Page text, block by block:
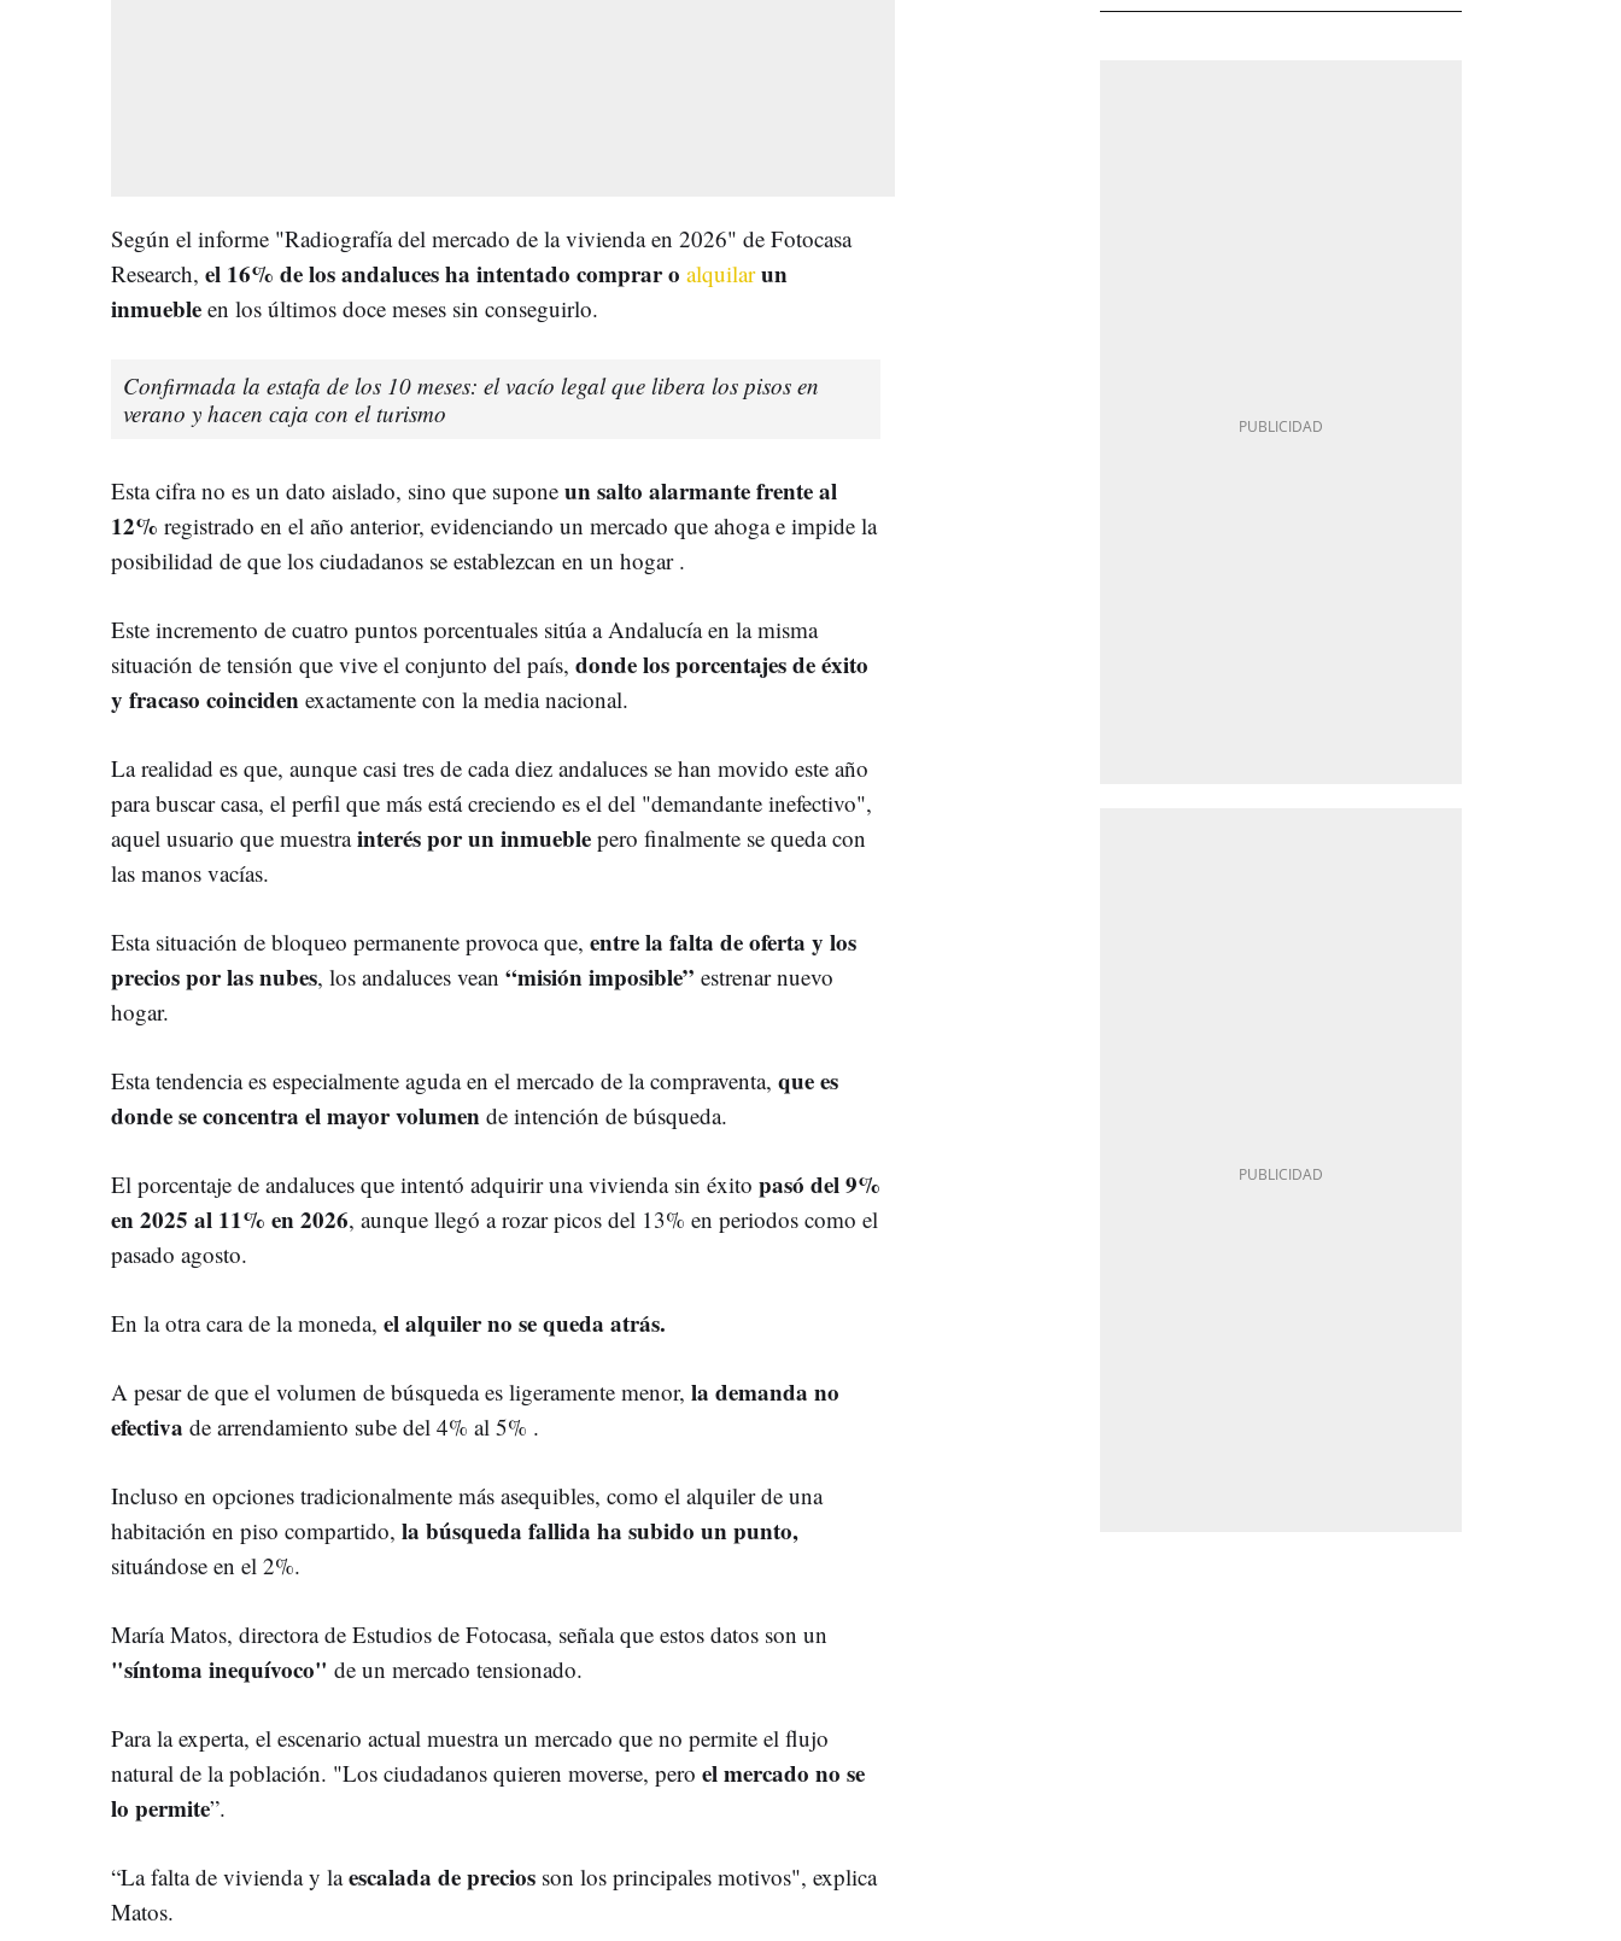
Según el informe "Radiografía del mercado de la vivienda en 2026" de Fotocasa
Research, el 16% de los andaluces ha intentado comprar o alquilarun
inmueble en los últimos doce meses sin conseguirlo.
Confirmada la estafa de los 10 meses: el vacío legal que libera los pisos en
verano y hacen caja con el turismo
Esta cifra no es un dato aislado, sino que supone un salto alarmante frente al
12% registrado en el año anterior, evidenciando un mercado que ahoga e impide la
posibilidad de que los ciudadanos se establezcan en un hogar .
Este incremento de cuatro puntos porcentuales sitúa a Andalucía en la misma
situación de tensión que vive el conjunto del país, donde los porcentajes de éxito
y fracaso coinciden exactamente con la media nacional.
La realidad es que, aunque casi tres de cada diez andaluces se han movido este año
para buscar casa, el perfil que más está creciendo es el del "demandante inefectivo",
aquel usuario que muestrainterés por un inmueble pero finalmente se queda con
las manos vacías.
Esta situación de bloqueo permanente provoca que, entre la falta de oferta y los
precios por las nubes, los andaluces vean “misión imposible” estrenar nuevo
hogar.
Esta tendencia es especialmente aguda en el mercado de la compraventa, que es
donde se concentra el mayor volumen de intención de búsqueda.
El porcentaje de andaluces que intentó adquirir una vivienda sin éxito pasó del 9%
en 2025 al 11% en 2026, aunque llegó a rozar picos del 13% en periodos como el
pasado agosto.
En la otra cara de la moneda, el alquiler no se queda atrás.
A pesar de que el volumen de búsqueda es ligeramente menor, la demanda no
efectiva de arrendamiento sube del 4% al 5% .
Incluso en opciones tradicionalmente más asequibles, como el alquiler de una
habitación en piso compartido, la búsqueda fallida ha subido un punto,
situándose en el 2%.
María Matos, directora de Estudios de Fotocasa, señala que estos datos son un
"síntoma inequívoco" de un mercado tensionado.
Para la experta, el escenario actual muestra un mercado que no permite el flujo
natural de la población. "Los ciudadanos quieren moverse, pero el mercado no se
lo permite”.
“La falta de vivienda y laescalada de precios son los principales motivos", explica
Matos.